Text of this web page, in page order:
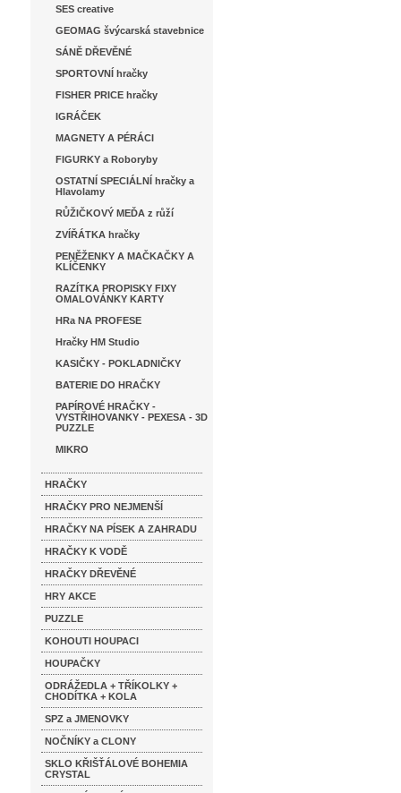
SES creative
GEOMAG švýcarská stavebnice
SÁNĚ DŘEVĚNÉ
SPORTOVNÍ hračky
FISHER PRICE hračky
IGRÁČEK
MAGNETY A PÉRÁCI
FIGURKY a Roboryby
OSTATNÍ SPECIÁLNÍ hračky a
Hlavolamy
RŮŽIČKOVÝ MEĎA z růží
ZVÍŘÁTKA hračky
PENĚŽENKY A MAČKAČKY A
KLÍČENKY
RAZÍTKA PROPISKY FIXY
OMALOVÁNKY KARTY
HRa NA PROFESE
Hračky HM Studio
KASIČKY - POKLADNIČKY
BATERIE DO HRAČKY
PAPÍROVÉ HRAČKY -
VYSTŘIHOVANKY - PEXESA - 3D
PUZZLE
MIKRO
HRAČKY
HRAČKY PRO NEJMENŠÍ
HRAČKY NA PÍSEK A ZAHRADU
HRAČKY K VODĚ
HRAČKY DŘEVĚNÉ
HRY AKCE
PUZZLE
KOHOUTI HOUPACI
HOUPAČKY
ODRÁŽEDLA + TŘÍKOLKY +
CHODÍTKA + KOLA
SPZ a JMENOVKY
NOČNÍKY a CLONY
SKLO KŘIŠŤÁLOVÉ BOHEMIA
CRYSTAL